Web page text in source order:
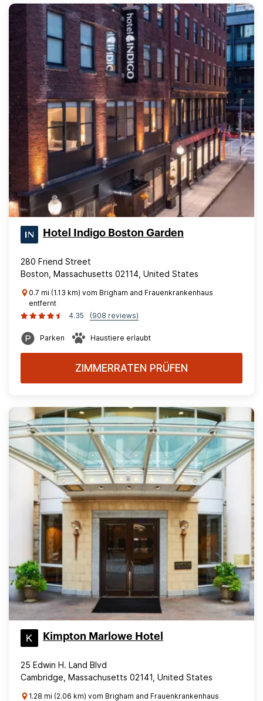
Hotel Indigo Boston Garden
280 Friend Street
Boston, Massachusetts 02114, United States
0.7 mi (1.13 km) vom Brigham and Frauenkrankenhaus
entfernt
4.35
(908 reviews)
Parken Haustiere erlaubt
ZIMMERRATEN PRÜFEN
Kimpton Marlowe Hotel
25 Edwin H. Land Blvd
Cambridge, Massachusetts 02141, United States
1.28 mi (2.06 km) vom Brigham and Frauenkrankenhaus